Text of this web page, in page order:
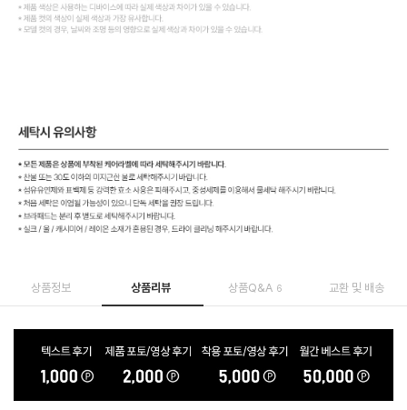
상품정보 상품리뷰 상품Q&A 6 교환 및 배송